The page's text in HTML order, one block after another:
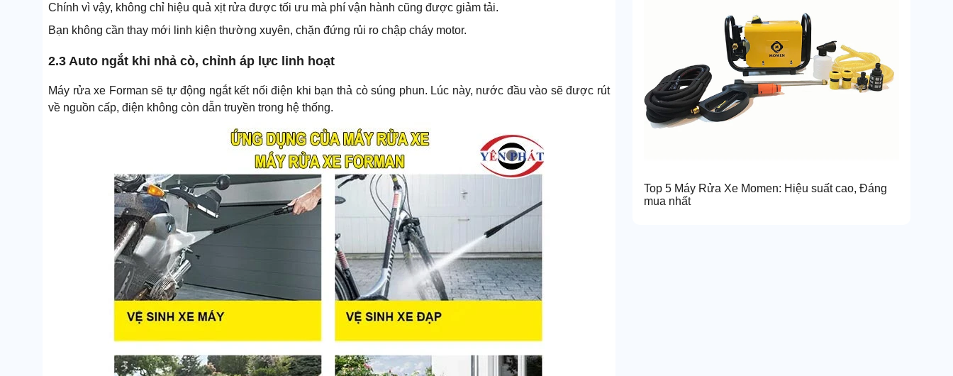
Chính vì vậy, không chỉ hiệu quả xịt rửa được tối ưu mà phí vận hành cũng được giảm tải.
Bạn không cần thay mới linh kiện thường xuyên, chặn đứng rủi ro chập cháy motor.
2.3 Auto ngắt khi nhả cò, chỉnh áp lực linh hoạt
Máy rửa xe Forman sẽ tự động ngắt kết nối điện khi bạn thả cò súng phun. Lúc này, nước đầu vào sẽ được rút
về nguồn cấp, điện không còn dẫn truyền trong hệ thống.
Top 5 Máy Rửa Xe Momen: Hiệu suất cao, Đáng
mua nhất